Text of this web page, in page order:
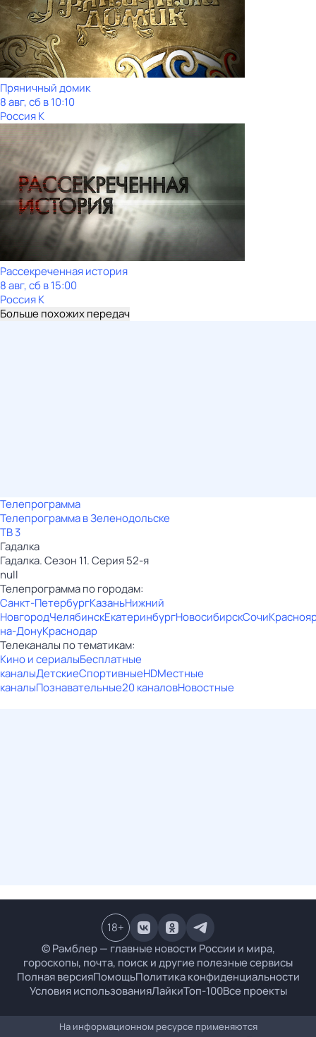
Пряничный домик
8 авг, сб в 10:10
Россия К
Рассекреченная история
8 авг, сб в 15:00
Россия К
Больше похожих передач
Телепрограмма
Телепрограмма в Зеленодольске
ТВ 3
Гадaлкa
Гадaлкa. Сезон 11. Серия 52-я
null
Телепрограмма по городам:
Санкт-ПетербургКазаньНижний
НовгородЧелябинскЕкатеринбургНовосибирскСочи
на-ДонуКраснодар
Телеканалы по тематикам:
Кино и сериалыБесплатные
каналыДетскиеСпортивныеHDМестные
каналыПознавательные20 каналовНовостные
© Рамблер — главные новости России и мира,
гороскопы, почта, поиск и другие полезные сервисы
Полная версияПомощьПолитика конфиденциальности
Условия использованияЛайкиТоп-100Все проекты
18+
На информационном ресурсе применяются